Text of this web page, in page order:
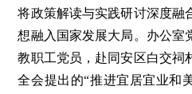
将政策解读与实践研讨深度融
想融入国家发展大局。 办公室
教职工党员，赴同安区白交祠
全会提出的“推进宜居宜业和